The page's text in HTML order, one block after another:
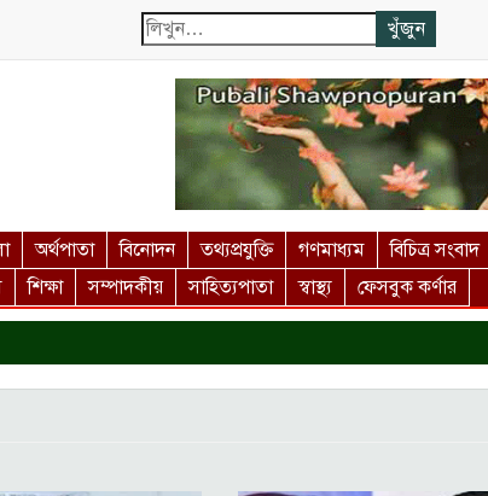
অর্থপাতা বিনোদন তথ্যপ্রযুক্তি গণমাধ্যম বিচিত্র সংবাদ
শিক্ষা সম্পাদকীয় সাহিত্যপাতা স্বাস্থ্য ফেসবুক কর্ণার